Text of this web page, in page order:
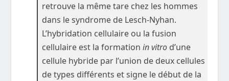
retrouve la même tare chez les hommes
dans le syndrome de Lesch-Nyhan.
L’hybridation cellulaire ou la fusion
cellulaire est la formationin vitro d’une
cellule hybride par l’union de deux cellules
de types différents et signe le début de la